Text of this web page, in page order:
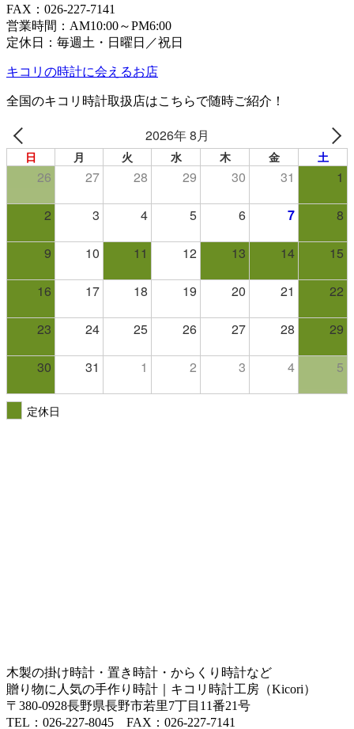
FAX：026-227-7141
営業時間：AM10:00～PM6:00
定休日：毎週土・日曜日／祝日
キコリの時計に会えるお店
全国のキコリ時計取扱店はこちらで随時ご紹介！
2026年 8月
日 月 火 水 木 金 土
26 27 28 29 30 31 1
2 3 4 5 6 7 8
9 10 11 12 13 14 15
16 17 18 19 20 21 22
23 24 25 26 27 28 29
30 31 1 2 3 4 5
定休日
木製の掛け時計・置き時計・からくり時計など
贈り物に人気の手作り時計｜キコリ時計工房（Kicori）
〒380-0928長野県長野市若里7丁目11番21号
TEL：026-227-8045 FAX：026-227-7141